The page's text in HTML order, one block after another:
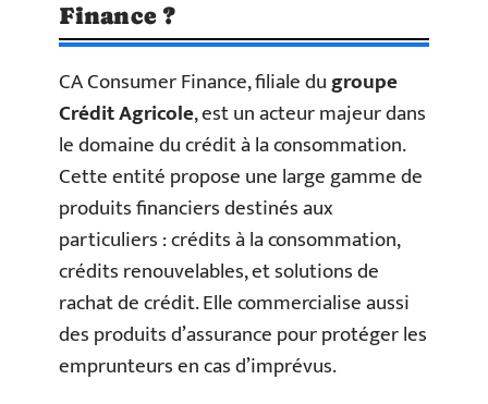
Finance ?
CA Consumer Finance, filiale dugroupe
Crédit Agricole, est un acteur majeur dans
le domaine du crédit à la consommation.
Cette entité propose une large gamme de
produits financiers destinés aux
particuliers : crédits à la consommation,
crédits renouvelables, et solutions de
rachat de crédit. Elle commercialise aussi
des produits d’assurance pour protéger les
emprunteurs en cas d’imprévus.